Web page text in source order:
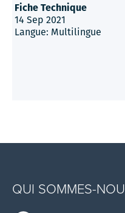
Fiche Technique
14 Sep 2021
Langue: Multilingue
QUI SOMMES-